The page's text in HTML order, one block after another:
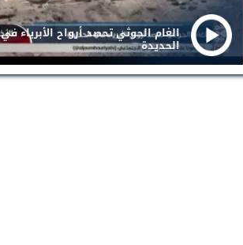
الغام الحوثي تحصد أرواح الأبرياء في
الحديدة